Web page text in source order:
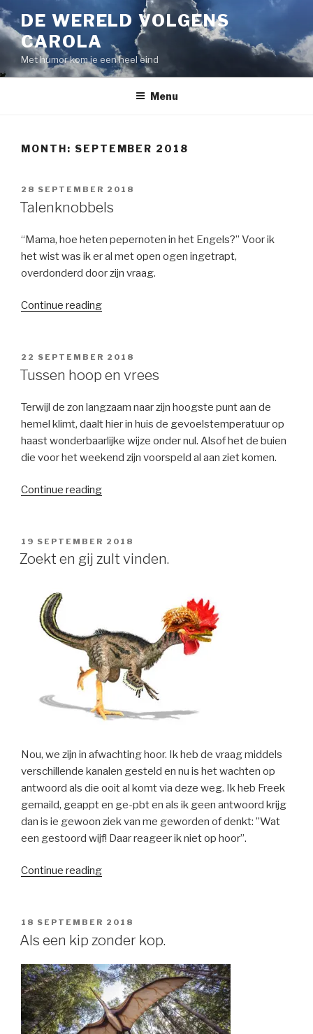
Skip
to
content
DE WERELD VOLGENS
CAROLA
Met humor kom je een heel eind
Menu
MONTH: SEPTEMBER 2018
POSTED
ON
28 SEPTEMBER 2018
Talenknobbels
“Mama, hoe heten pepernoten in het Engels?” Voor ik
het wist was ik er al met open ogen ingetrapt,
overdonderd door zijn vraag.
Continue reading“Talenknobbels”
POSTED
ON
22 SEPTEMBER 2018
Tussen hoop en vrees
Terwijl de zon langzaam naar zijn hoogste punt aan de
hemel klimt, daalt hier in huis de gevoelstemperatuur op
haast wonderbaarlijke wijze onder nul. Alsof het de buien
die voor het weekend zijn voorspeld al aan ziet komen.
Continue reading“Tussen
vrees”
POSTED
ON
19 SEPTEMBER 2018
Zoekt en gij zult vinden.
Nou, we zijn in afwachting hoor. Ik heb de vraag middels
verschillende kanalen gesteld en nu is het wachten op
antwoord als die ooit al komt via deze weg. Ik heb Freek
gemaild, geappt en ge-pbt en als ik geen antwoord krijg
dan is ie gewoon ziek van me geworden of denkt: ”Wat
een gestoord wijf! Daar reageer ik niet op hoor”.
Continue reading“Zoekt
zult
vinden.”
POSTED
ON
18 SEPTEMBER 2018
Als een kip zonder kop.